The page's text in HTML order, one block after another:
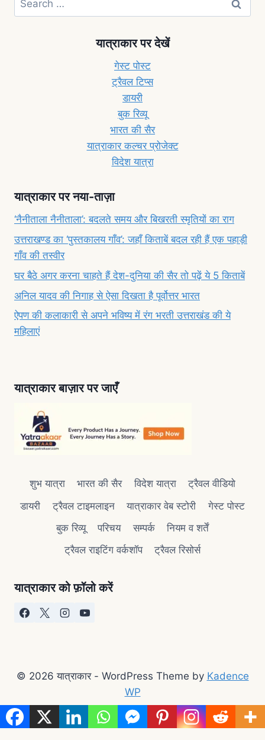
यात्राकार पर देखें
गेस्ट पोस्ट
ट्रैवल टिप्स
डायरी
बुक रिव्यू
भारत की सैर
यात्राकार कल्चर प्रोजेक्ट
विदेश यात्रा
यात्राकार पर नया-ताज़ा
‘नैनीताला नैनीताला’: बदलते समय और बिखरती स्मृतियों का राग
उत्तराखण्ड का ‘पुस्तकालय गाँव’: जहाँ किताबें बदल रही हैं एक पहाड़ी
गाँव की तस्वीर
घर बैठे अगर करना चाहते हैं देश-दुनिया की सैर तो पढ़ें ये 5 किताबें
अनिल यादव की निगाह से ऐसा दिखता है पूर्वोत्तर भारत
ऐपण की कलाकारी से अपने भविष्य में रंग भरती उत्तराखंड की ये
महिलाएं
यात्राकार बाज़ार पर जाएँ
शुभ यात्रा भारत की सैर विदेश यात्रा
ट्रैवल वीडियो
डायरी
ट्रैवल टाइमलाइन यात्राकार वेब स्टोरी
गेस्ट पोस्ट
बुक रिव्यू
परिचय सम्पर्क
नियम व शर्तें
ट्रैवल राइटिंग वर्कशॉप
ट्रैवल रिसोर्स
यात्राकार को फ़ॉलो करें
© 2026 यात्राकार - WordPress Theme by Kadence
WP